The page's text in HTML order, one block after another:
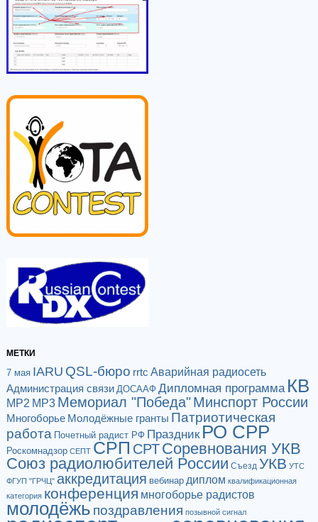
МЕТКИ
7 мая IARU QSL-бюро rrtc Аварийная радиосеть
Администрация связи ДОСААФ Дипломная программа КВ
МР2 МР3 Мемориал "Победа"Минспорт России
Многоборье Молодёжные гранты Патриотическая
работа Почетный радист РФ Праздник РО СРР
Роскомнадзор СЕПТ СРП СРТСоревнования УКВ
Союз радиолюбителей России Съезд УКВ УТС
ФГУП "ГРЧЦ" аккредитация вебинар диплом квалификационная
категория конференция многоборье радистов
молодёжь поздравления позывной сигнал